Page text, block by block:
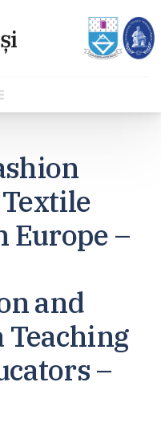
–
and
Teaching
–